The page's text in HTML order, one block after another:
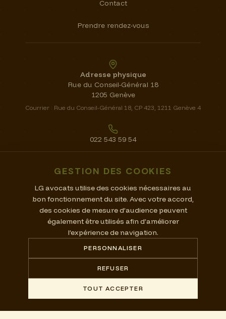
Contact
Prendre rendez-vous
Adresse physique
Rue du Conseil-Général 18
1205 Genève
Courrier : Rue du Conseil-Général 18, CP 423, 1211 Genève 4
022 543 59 54
info@lg-avocats.ch
LG avocats.Tous droits réservés.
🐝 Climbee | Digital. Automations. Performance.
Politique de confidentialité
GESTION DES COOKIES
LG avocats utilise des cookies nécessaires au
bon fonctionnement du site. Avec votre accord,
des cookies de mesure d’audience peuvent
également être utilisés afin d’améliorer
l’expérience de navigation.
PERSONNALISER
REFUSER
TOUT ACCEPTER